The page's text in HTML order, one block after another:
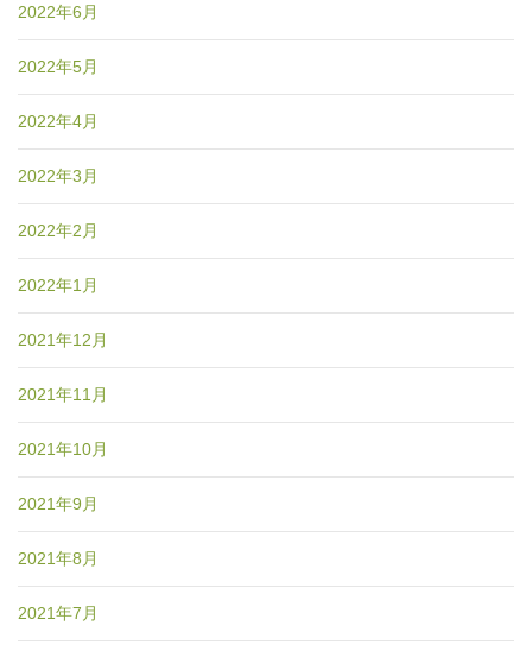
2022年6月
2022年5月
2022年4月
2022年3月
2022年2月
2022年1月
2021年12月
2021年11月
2021年10月
2021年9月
2021年8月
2021年7月